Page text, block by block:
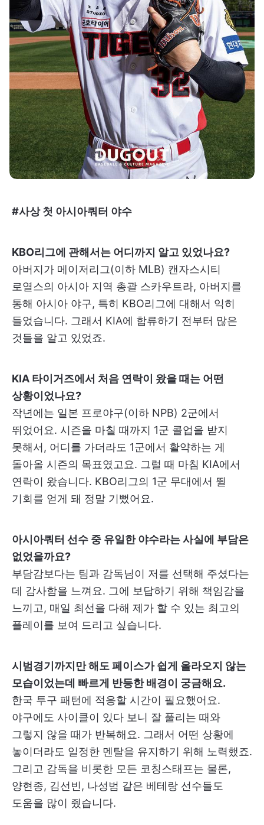
#사상 첫 아시아쿼터 야수
KBO리그에 관해서는 어디까지 알고 있었나요?
아버지가 메이저리그(이하 MLB) 캔자스시티
로열스의 아시아 지역 총괄 스카우트라, 아버지를
통해 아시아 야구, 특히 KBO리그에 대해서 익히
들었습니다. 그래서 KIA에 합류하기 전부터 많은
것들을 알고 있었죠.
KIA 타이거즈에서 처음 연락이 왔을 때는 어떤
상황이었나요?
작년에는 일본 프로야구(이하 NPB) 2군에서
뛰었어요. 시즌을 마칠 때까지 1군 콜업을 받지
못해서, 어디를 가더라도 1군에서 활약하는 게
돌아올 시즌의 목표였고요. 그럴 때 마침 KIA에서
연락이 왔습니다. KBO리그의 1군 무대에서 뛸
기회를 얻게 돼 정말 기뻤어요.
아시아쿼터 선수 중 유일한 야수라는 사실에 부담은
없었을까요?
부담감보다는 팀과 감독님이 저를 선택해 주셨다는
데 감사함을 느껴요. 그에 보답하기 위해 책임감을
느끼고, 매일 최선을 다해 제가 할 수 있는 최고의
플레이를 보여 드리고 싶습니다.
시범경기까지만 해도 페이스가 쉽게 올라오지 않는
모습이었는데 빠르게 반등한 배경이 궁금해요.
한국 투구 패턴에 적응할 시간이 필요했어요.
야구에도 사이클이 있다 보니 잘 풀리는 때와
그렇지 않을 때가 반복해요. 그래서 어떤 상황에
놓이더라도 일정한 멘탈을 유지하기 위해 노력했죠.
그리고 감독을 비롯한 모든 코칭스태프는 물론,
양현종, 김선빈, 나성범 같은 베테랑 선수들도
도움을 많이 줬습니다.